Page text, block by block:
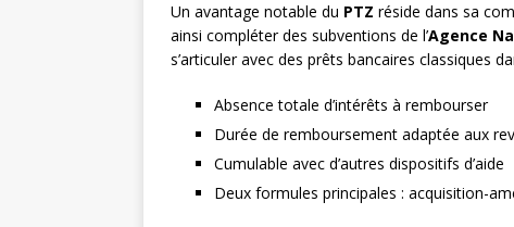
Un avantage notable du PTZ réside dans sa
ainsi compléter des subventions de l’Agence
s’articuler avec des prêts bancaires classiques
Absence totale d’intérêts à rembourser
Durée de remboursement adaptée aux
Cumulable avec d’autres dispositifs d’aide
Deux formules principales : acquisition-